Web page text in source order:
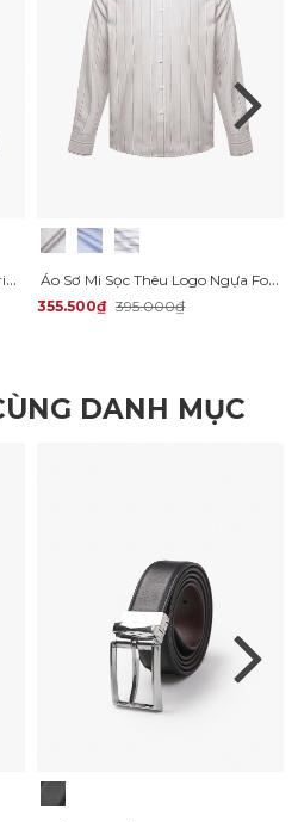
Áo Sơ Mi Sọc Hạn Chế Nhăn Wrinkle X Thêu Chữ M Form Tailored SM177 Áo Sơ Mi Sọc Thêu Logo Ngựa Form Regular SM202
355.500₫ 395.000₫
DANH MỤC